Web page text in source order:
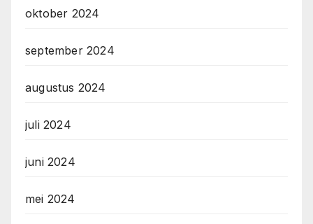
oktober 2024
september 2024
augustus 2024
juli 2024
juni 2024
mei 2024